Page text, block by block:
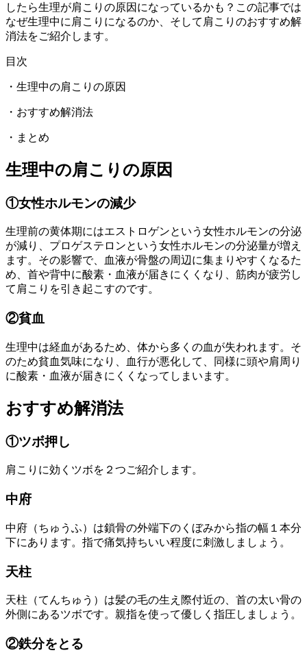
したら生理が肩こりの原因になっているかも？この記事では
なぜ生理中に肩こりになるのか、そして肩こりのおすすめ解
消法をご紹介します。
目次
・生理中の肩こりの原因
・おすすめ解消法
・まとめ
生理中の肩こりの原因
①女性ホルモンの減少
生理前の黄体期にはエストロゲンという女性ホルモンの分泌
が減り、プロゲステロンという女性ホルモンの分泌量が増え
ます。その影響で、血液が骨盤の周辺に集まりやすくなるた
め、首や背中に酸素・血液が届きにくくなり、筋肉が疲労し
て肩こりを引き起こすのです。
②貧血
生理中は経血があるため、体から多くの血が失われます。そ
のため貧血気味になり、血行が悪化して、同様に頭や肩周り
に酸素・血液が届きにくくなってしまいます。
おすすめ解消法
①ツボ押し
肩こりに効くツボを２つご紹介します。
中府
中府（ちゅうふ）は鎖骨の外端下のくぼみから指の幅１本分
下にあります。指で痛気持ちいい程度に刺激しましょう。
天柱
天柱（てんちゅう）は髪の毛の生え際付近の、首の太い骨の
外側にあるツボです。親指を使って優しく指圧しましょう。
②鉄分をとる